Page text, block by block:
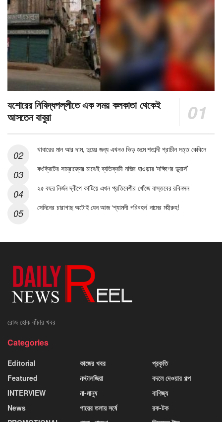
যশোরের নিষিদ্ধপল্লীতে এক সময় কলকাতা থেকেই
আসতেন বাবুরা
খাবারের মান আর দাম, দুয়ের জন্য এখনও ভিড় জমে শতাব্দী প্রাচীন দত্ত কেবিনে
কংক্রিটের সাম্রাজ্যের মাঝেই ব্যতিক্রমী নজির হাওড়ার ‘দক্ষিণের ডুয়ার্স’
২৫ বছর নির্জন দ্বীপে কাটিয়ে এখন প্রতিবেশীর খোঁজে বাস্তবের রবিনসন
সেদিনের চারাগাছ অটোই যেন আজ ‘শ্যামলী পরিবহন’ নামের মহীরুহ!
রোজ হোক বাঁচার খবর
Categories
Editorial
Featured
INTERVIEW
News
কাজের খবর
নস্টালজিয়া
না-মানুষ
পায়ের তলায় সর্ষে
প্রকৃতি
বদলে দেওয়ার গল্প
বাণিজ্য
রক-টক